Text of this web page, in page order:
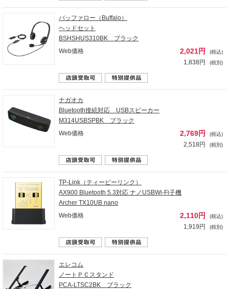
バッファロー（Buffalo）
ヘッドセット
BSHSHUS310BK ブラック
Web価格
2,021円 (税込)
1,838円 (税別)
ナガオカ
Bluetooth接続対応 USBスピーカー
M314USBSPBK ブラック
Web価格
2,769円 (税込)
2,518円 (税別)
TP-Link（ティーピーリンク）
AX900 Bluetooth 5.3対応 ナノUSBWi-Fi子機
Archer TX10UB nano
Web価格
2,110円 (税込)
1,919円 (税別)
エレコム
ノートＰＣスタンド
PCA-LTSC2BK ブラック